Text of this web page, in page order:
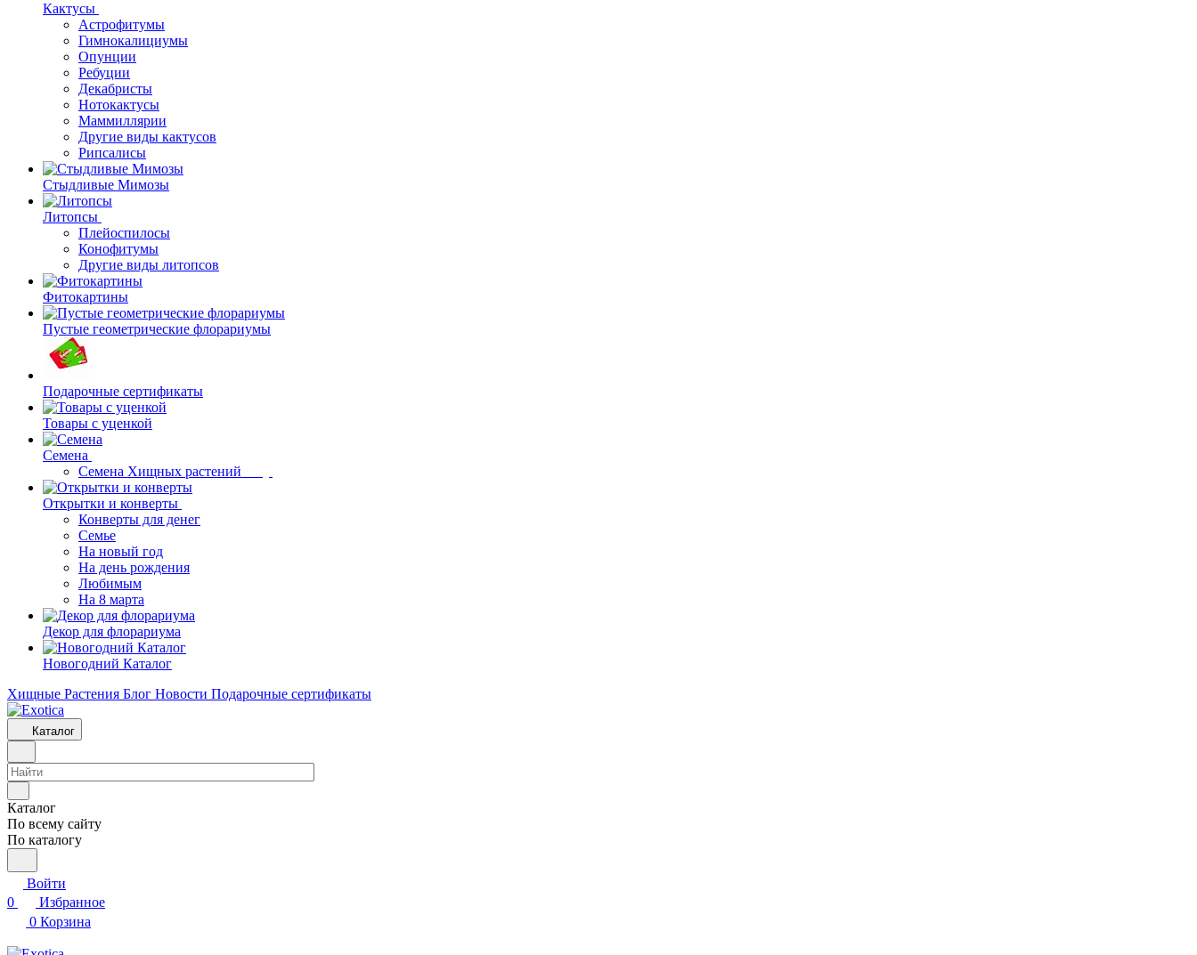
Кактусы
Астрофитумы
Гимнокалициумы
Опунции
Ребуции
Декабристы
Нотокактусы
Маммиллярии
Другие виды кактусов
Рипсалисы
Стыдливые Мимозы
Литопсы
Плейоспилосы
Конофитумы
Другие виды литопсов
Фитокартины
Пустые геометрические флорариумы
Подарочные сертификаты
Товары с уценкой
Семена
Семена Хищных растений
Открытки и конверты
Конверты для денег
Семье
На новый год
На день рождения
Любимым
На 8 марта
Декор для флорариума
Новогодний Каталог
Хищные Растения Блог Новости Подарочные сертификаты
Каталог
Каталог
По всему сайту
По каталогу
Войти
0
Избранное
0 Корзина